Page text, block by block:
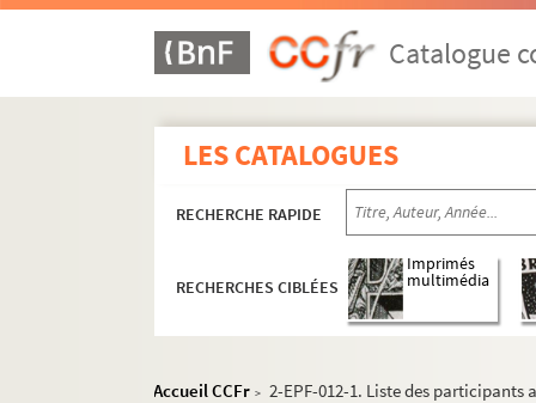
Catalogue
LES CATALOGUES
RECHERCHE RAPIDE
RECHERCHES CIBLÉES
Imprimés
multimédia
Accueil CCFr > 2-EPF-012-1. Liste des participants